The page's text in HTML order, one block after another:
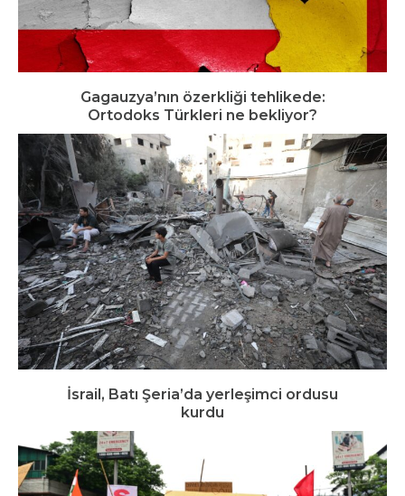
Gagauzya’nın özerkliği tehlikede:
Ortodoks Türkleri ne bekliyor?
İsrail, Batı Şeria’da yerleşimci ordusu
kurdu